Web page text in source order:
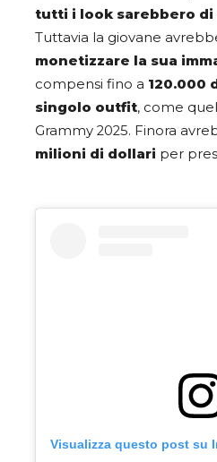
tutti i look sarebbero di
Tuttavia la giovane
monetizzare la sua
compensi fino a 120.000
singolo outfit, come
Grammy 2025. Finora
milioni di dollari per
Visualizza questo post su